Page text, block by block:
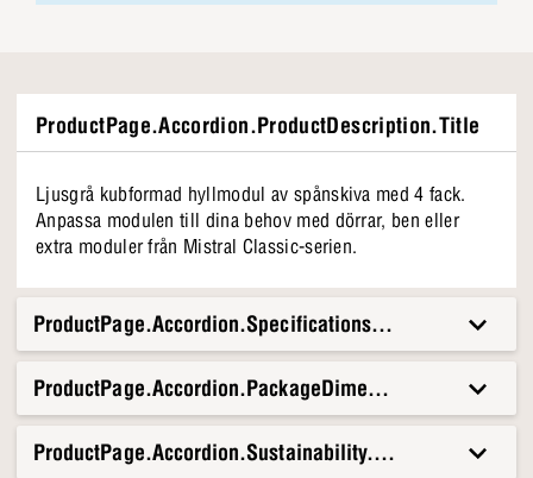
ProductPage.Accordion.ProductDescription.Title
Ljusgrå kubformad hyllmodul av spånskiva med 4 fack.
Anpassa modulen till dina behov med dörrar, ben eller
extra moduler från Mistral Classic-serien.
ProductPage.Accordion.Specifications.Title
ProductPage.Accordion.Sustainability.Title